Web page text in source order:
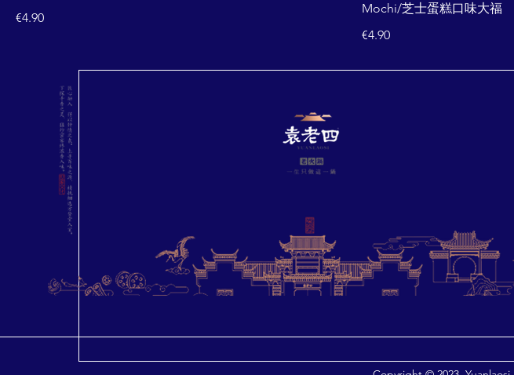
€4.90
Mochi/芝士蛋糕口味大福
€4.90